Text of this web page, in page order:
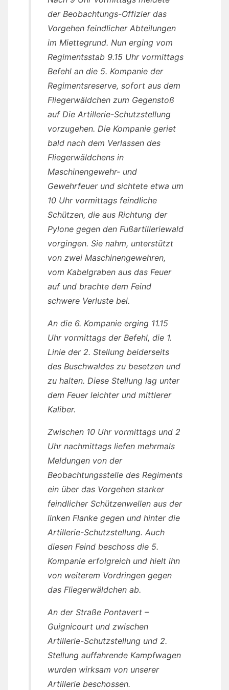
der Beobachtungs-Offizier das
Vorgehen feindlicher Abteilungen
im Miettegrund. Nun erging vom
Regimentsstab 9.15 Uhr vormittags
Befehl an die 5. Kompanie der
Regimentsreserve, sofort aus dem
Fliegerwäldchen zum Gegenstoß
auf Die Artillerie-Schutzstellung
vorzugehen. Die Kompanie geriet
bald nach dem Verlassen des
Fliegerwäldchens in
Maschinengewehr- und
Gewehrfeuer und sichtete etwa um
10 Uhr vormittags feindliche
Schützen, die aus Richtung der
Pylone gegen den Fußartilleriewald
vorgingen. Sie nahm, unterstützt
von zwei Maschinengewehren,
vom Kabelgraben aus das Feuer
auf und brachte dem Feind
schwere Verluste bei.
An die 6. Kompanie erging 11.15
Uhr vormittags der Befehl, die 1.
Linie der 2. Stellung beiderseits
des Buschwaldes zu besetzen und
zu halten. Diese Stellung lag unter
dem Feuer leichter und mittlerer
Kaliber.
Zwischen 10 Uhr vormittags und 2
Uhr nachmittags liefen mehrmals
Meldungen von der
Beobachtungsstelle des Regiments
ein über das Vorgehen starker
feindlicher Schützenwellen aus der
linken Flanke gegen und hinter die
Artillerie-Schutzstellung. Auch
diesen Feind beschoss die 5.
Kompanie erfolgreich und hielt ihn
von weiterem Vordringen gegen
das Fliegerwäldchen ab.
An der Straße Pontavert –
Guignicourt und zwischen
Artillerie-Schutzstellung und 2.
Stellung auffahrende Kampfwagen
wurden wirksam von unserer
Artillerie beschossen.